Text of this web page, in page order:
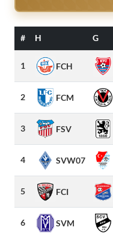
# H G
1 FCH
2 FCM
3 FSV
4 SVW07
5 FCI
6 SVM